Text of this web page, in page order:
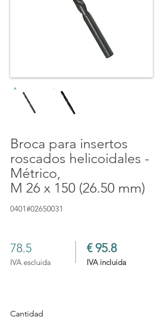
Broca para insertos
roscados helicoidales -
Métrico,
M 26 x 150 (26.50 mm)
0401#02650031
78.5
IVA escluida
€ 95.8
IVA incluida
Cantidad